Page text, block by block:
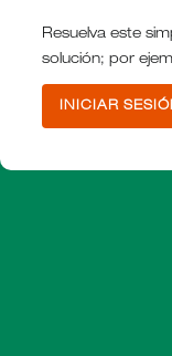
Resuelva este
solución; por